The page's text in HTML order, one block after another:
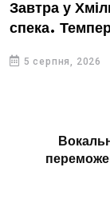
Завтра у
спека.
5 серпня, 2026